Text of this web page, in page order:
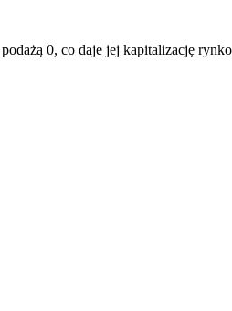
0, co daje jej kapitalizację